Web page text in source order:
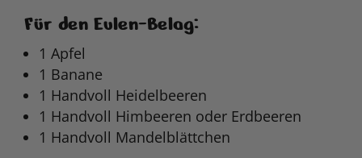
Für den Eulen-Belag:
1 Apfel
1 Banane
1 Handvoll Heidelbeeren
1 Handvoll Himbeeren oder Erdbeeren
1 Handvoll Mandelblättchen